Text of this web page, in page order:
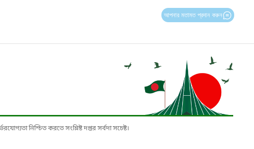
আপনার মতামত প্রদান করুন
নিশ্চিত করতে সংশ্লিষ্ট দপ্তর সর্বদা সচেষ্ট।